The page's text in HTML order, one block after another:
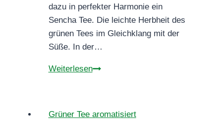
dazu in perfekter Harmonie ein
Sencha Tee. Die leichte Herbheit des
grünen Tees im Gleichklang mit der
Süße. In der…
WeiterlesenGRÜNTEE
Grüner Tee aromatisiert